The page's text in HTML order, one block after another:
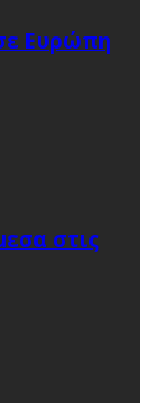
Ευρώπη
στις